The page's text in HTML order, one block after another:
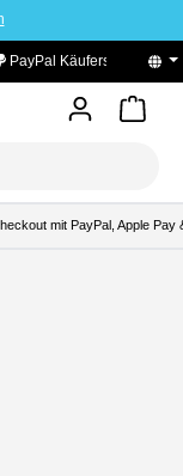
mit PayPal, Apple Pay